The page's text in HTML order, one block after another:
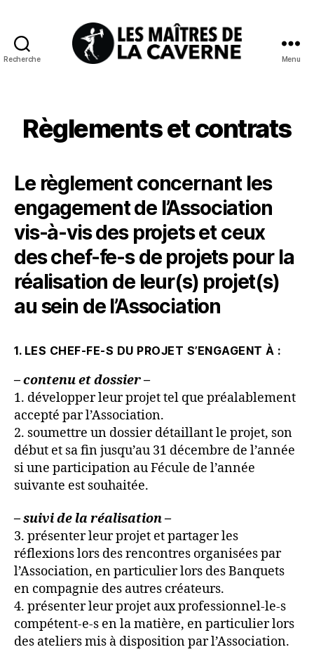
Recherche
Caverne
Menu
Règlements et contrats
Le règlement concernant les
engagement de l’Association
vis-à-vis des projets et ceux
des chef-fe-s de projets pour la
réalisation de leur(s) projet(s)
au sein de l’Association
1. LES CHEF-FE-S DU PROJET S’ENGAGENT À :
– contenu et dossier –
1. développer leur projet tel que préalablement
accepté par l’Association.
2. soumettre un dossier détaillant le projet, son
début et sa fin jusqu’au 31 décembre de l’année
si une participation au Fécule de l’année
suivante est souhaitée.
– suivi de la réalisation –
3. présenter leur projet et partager les
réflexions lors des rencontres organisées par
l’Association, en particulier lors des Banquets
en compagnie des autres créateurs.
4. présenter leur projet aux professionnel-le-s
compétent-e-s en la matière, en particulier lors
des ateliers mis à disposition par l’Association.